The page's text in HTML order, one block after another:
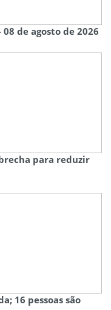
de agosto de 2026
para reduzir
16 pessoas são